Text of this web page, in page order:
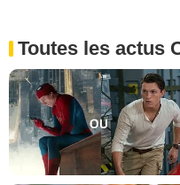
Toutes les actus